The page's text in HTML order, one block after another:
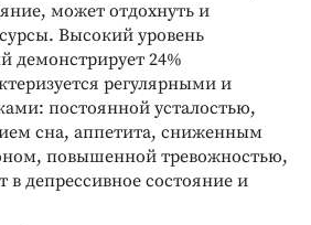
может отдохнуть и
Высокий уровень
демонстрирует 24%
регулярными и
постоянной усталостью,
сна, аппетита, сниженным
повышенной тревожностью,
в депрессивное состояние и